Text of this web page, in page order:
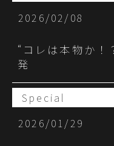
2026/02/08
“コレは本物か！
発
Special
2026/01/29